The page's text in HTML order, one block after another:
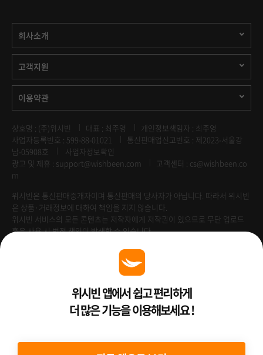
회사소개
고객지원
이용약관
상호명 : (주)위시빈 대표 : 최주영
개인정보책임자 : 최주영
사업자등록번호 : 599-88-01021
통신판매업신고번호 : 제2023-서울강
남-05908호
사업자정보확인
광고 및 제휴 : support@wishbeen.com
고객센터 : cs@wishbeen.co
m
위시빈은 통신판매중개자이며 통신판매의 당사자가 아닙니다. 따라서 위시빈
은 상품·거래정보에 대하여 책임을 지지 않습니다.
위시빈 서비스의 모든 콘텐츠는 저작자에게 저작권이 있으므로 무단 업로드
혹은 사용 시 법적 책임이 발생할 수 있습니다.
Venture Enterprise위시빈 앱에서 쉽고 편리하게
더 많은 기능을 이용해보세요 !